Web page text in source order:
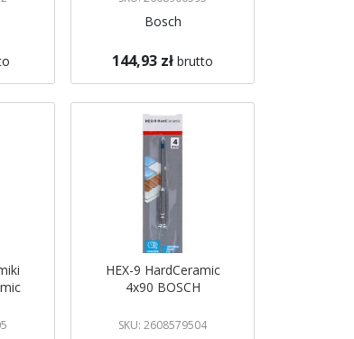
Bosch
144,93 zł brutto
HEX-9 HardCeramic
4x90 BOSCH
SKU: 2608579504